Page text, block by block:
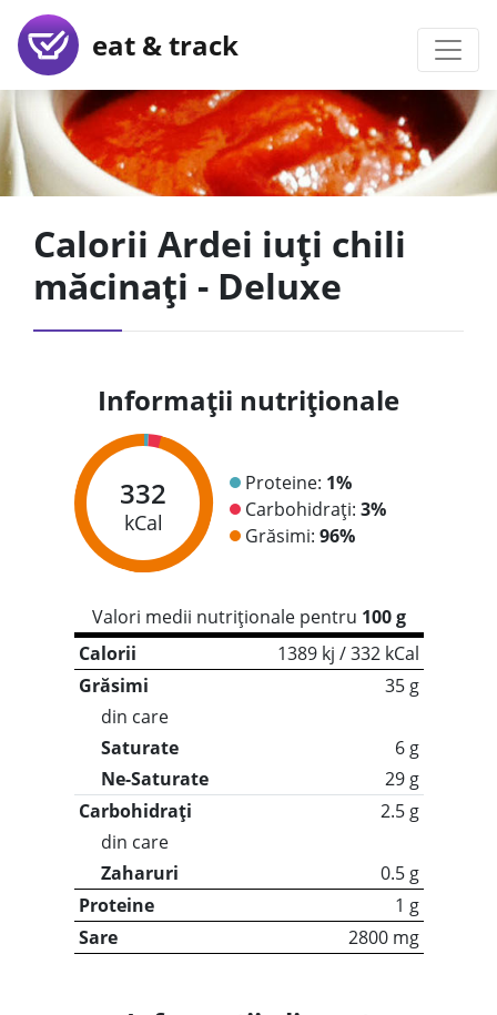
eat & track
Calorii Ardei iuți chili
măcinați - Deluxe
Informații nutriționale
332
kCal
Proteine: 1%
Carbohidrați: 3%
Grăsimi: 96%
Valori medii nutriționale pentru 100 g
Calorii
1389 kj / 332 kCal
Grăsimi
35 g
din care
Saturate
6 g
Ne-Saturate
29 g
Carbohidrați
2.5 g
din care
Zaharuri
0.5 g
Proteine
1 g
Sare
2800 mg